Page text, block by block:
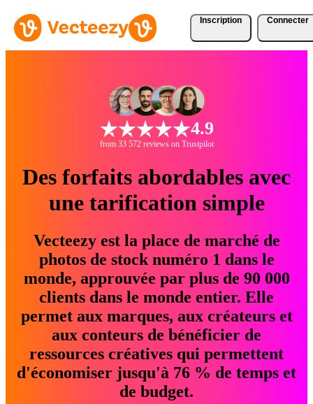
Inscription Connecter
4.9
from 33 572 reviews on Trustpilot
Des forfaits abordables avec
une tarification simple
Vecteezy est la place de marché de
photos de stock numéro 1 dans le
monde, approuvée par plus de 90 000
clients dans le monde entier. Elle
permet aux marques, aux créateurs et
aux conteurs de bénéficier de
ressources créatives qui permettent
d'économiser jusqu'à 76 % de temps et
de budget.